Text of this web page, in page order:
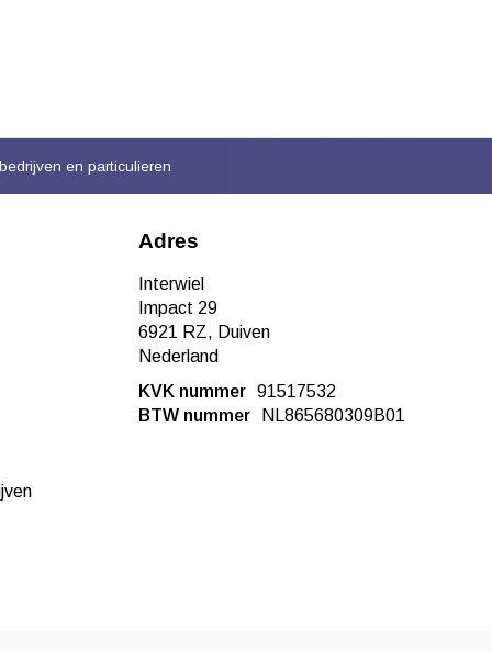
en particulieren
Adres
Interwiel
Impact 29
6921 RZ, Duiven
Nederland
KVK nummer 91517532
BTW nummer
NL865680309B01